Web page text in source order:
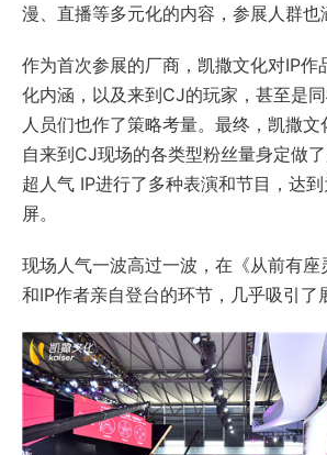
漫、直播等多元化的内容，参展人群也
作为首次参展的厂商，凯撒文化对IP作
化内涵，以及来到CJ的玩家，甚至是
人员们也作了策略考量。最终，凯撒
自来到CJ现场的各类型粉丝量身定做
超人气 IP进行了多种表演和节目，达
屏。
现场人气一波高过一波，在《从前有
和IP作者亲自登台的环节，几乎吸引了